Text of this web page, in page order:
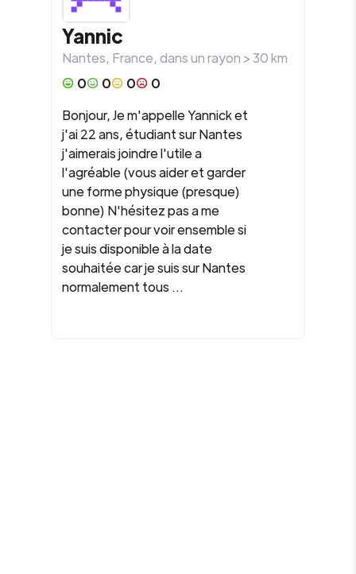
Yannic
Nantes, France, dans un rayon >30km
0
0 0
0
Bonjour, Je m'appelle Yannick et
j'ai 22 ans, étudiant sur Nantes
j'aimerais joindre l'utile a
l'agréable (vous aider et garder
une forme physique (presque)
bonne) N'hésitez pas a me
contacter pour voir ensemble si
je suis disponible à la date
souhaitée car je suis sur Nantes
normalement tous ...